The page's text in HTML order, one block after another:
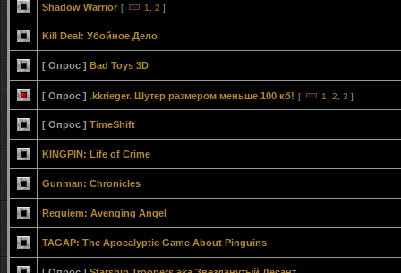
Shadow Warrior [ 1 2 ]
Kill Deal: Убойное Дело
[ Опрос ] Bad Toys 3D
[ Опрос ] .kkrieger. Шутер размером меньше 100 кб! [ 1 2 3 ]
[ Опрос ] ТimeShift
KINGPIN: Life of Crime
Gunman: Chronicles
Requiem: Avenging Angel
TAGAP: The Apocalyptic Game About Pinguins